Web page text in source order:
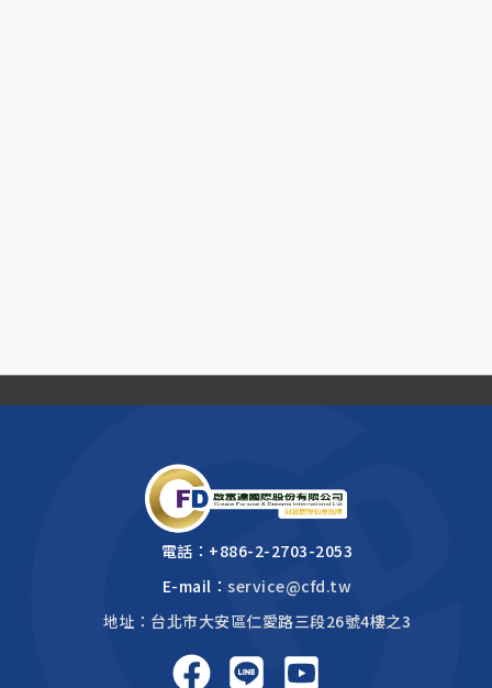
電話： +886-2-2703-2053
E-mail：service@cfd.tw
地址：台北市大安區仁愛路三段26號4樓之3